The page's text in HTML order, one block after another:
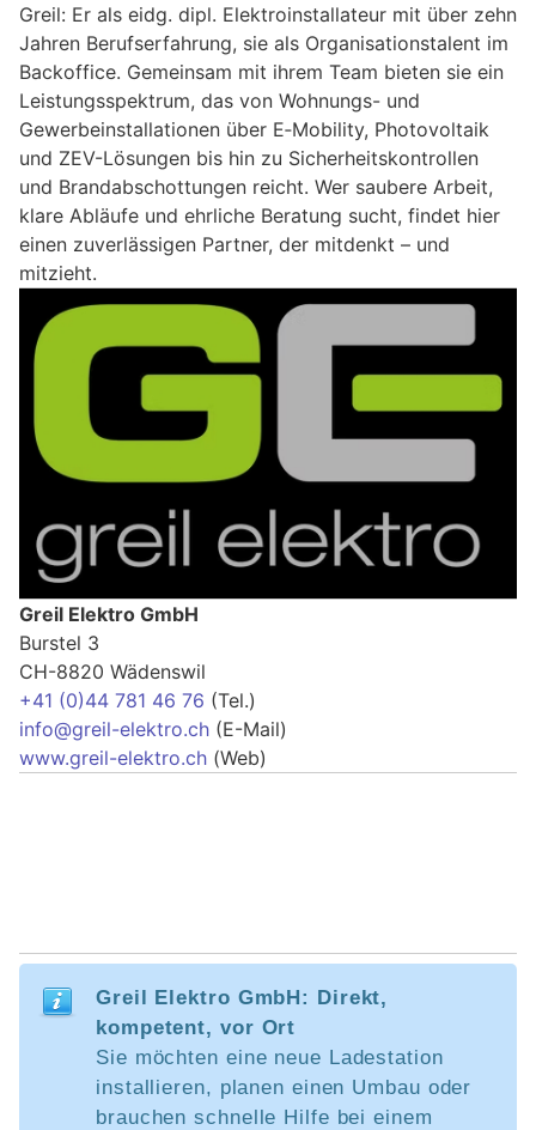
Greil: Er als eidg. dipl. Elektroinstallateur mit über zehn
Jahren Berufserfahrung, sie als Organisationstalent im
Backoffice. Gemeinsam mit ihrem Team bieten sie ein
Leistungsspektrum, das von Wohnungs- und
Gewerbeinstallationen über E‑Mobility, Photovoltaik
und ZEV-Lösungen bis hin zu Sicherheitskontrollen
und Brandabschottungen reicht. Wer saubere Arbeit,
klare Abläufe und ehrliche Beratung sucht, findet hier
einen zuverlässigen Partner, der mitdenkt – und
mitzieht.
Greil Elektro GmbH
Burstel 3
CH-8820 Wädenswil
+41 (0)44 781 46 76 (Tel.)
info@greil-elektro.ch ​ (E-Mail)
www.greil-elektro.ch (Web)
Greil Elektro GmbH: Direkt,
kompetent, vor Ort
Sie möchten eine neue Ladestation
installieren, planen einen Umbau oder
brauchen schnelle Hilfe bei einem